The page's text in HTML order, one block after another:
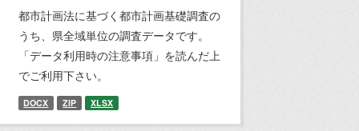
都市計画法に基づく都市計画基礎調査の
うち、県全域単位の調査データです。
「データ利用時の注意事項」を読んだ上
でご利用下さい。
DOCX ZIP XLSX